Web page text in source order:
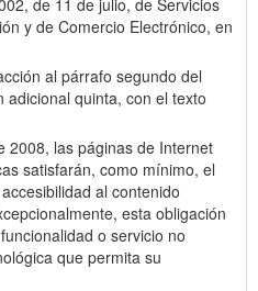
de 11 de julio, de Servicios
y de Comercio Electrónico, en
al párrafo segundo del
quinta, con el texto
2008, las páginas de Internet
satisfarán, como mínimo, el
al contenido
esta obligación
o servicio no
que permita su